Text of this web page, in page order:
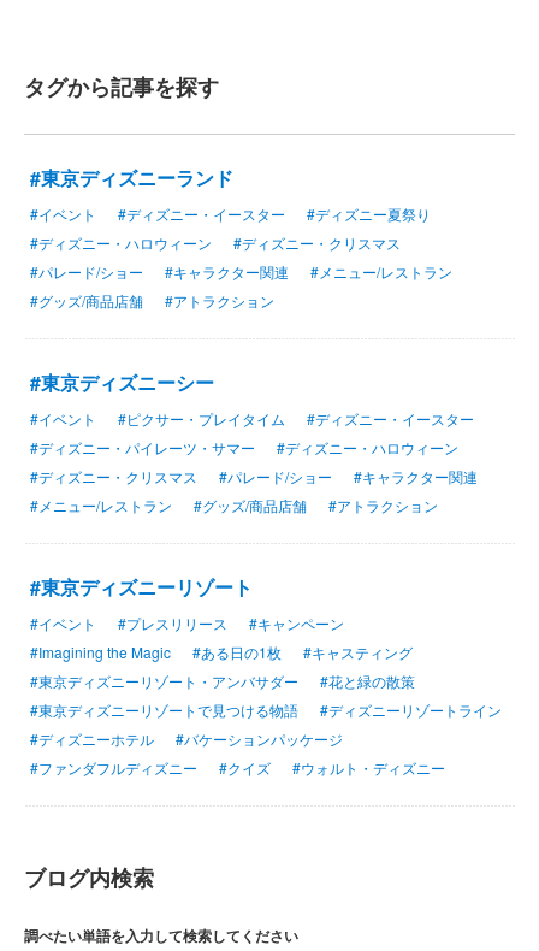
タグから記事を探す
#東京ディズニーランド
#イベント #ディズニー・イースター
#ディズニー夏祭り
#ディズニー・ハロウィーン
#ディズニー・クリスマス
#パレード/ショー
#キャラクター関連
#メニュー/レストラン
#グッズ/商品店舗
#アトラクション
#東京ディズニーシー
#イベント #ピクサー・プレイタイム
#ディズニー・イースター
#ディズニー・パイレーツ・サマー
#ディズニー・ハロウィーン
#ディズニー・クリスマス
#パレード/ショー
#キャラクター関連
#メニュー/レストラン
#グッズ/商品店舗 #アトラクション
#東京ディズニーリゾート
#イベント #プレスリリース
#キャンペーン
#Imagining the Magic
#ある日の1枚
#キャスティング
#東京ディズニーリゾート・アンバサダー
#花と緑の散策
#東京ディズニーリゾートで見つける物語
#ディズニーリゾートライン
#ディズニーホテル
#バケーションパッケージ
#ファンダフルディズニー
#クイズ #ウォルト・ディズニー
ブログ内検索
調べたい単語を入力して検索してください